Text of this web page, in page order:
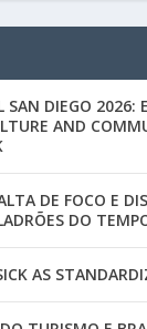
SAN DIEGO 2026:
AND
DE FOCO E
DO
AS